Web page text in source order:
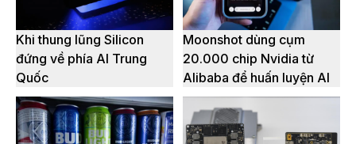
Khi thung lũng Silicon
đứng về phía AI Trung
Quốc
Moonshot dùng cụm
20.000 chip Nvidia từ
Alibaba để huấn luyện AI